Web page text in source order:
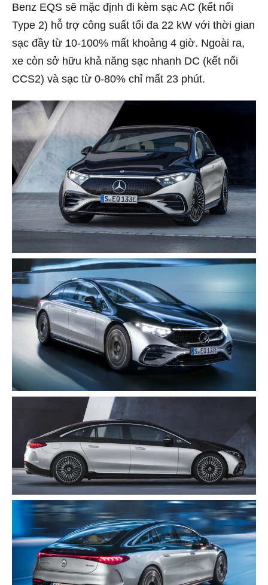
Benz EQS sẽ mặc định đi kèm sạc AC (kết nối
Type 2) hỗ trợ công suất tối đa 22 kW với thời gian
sạc đầy từ 10-100% mất khoảng 4 giờ. Ngoài ra,
xe còn sở hữu khả năng sạc nhanh DC (kết nối
CCS2) và sạc từ 0-80% chỉ mất 23 phút.